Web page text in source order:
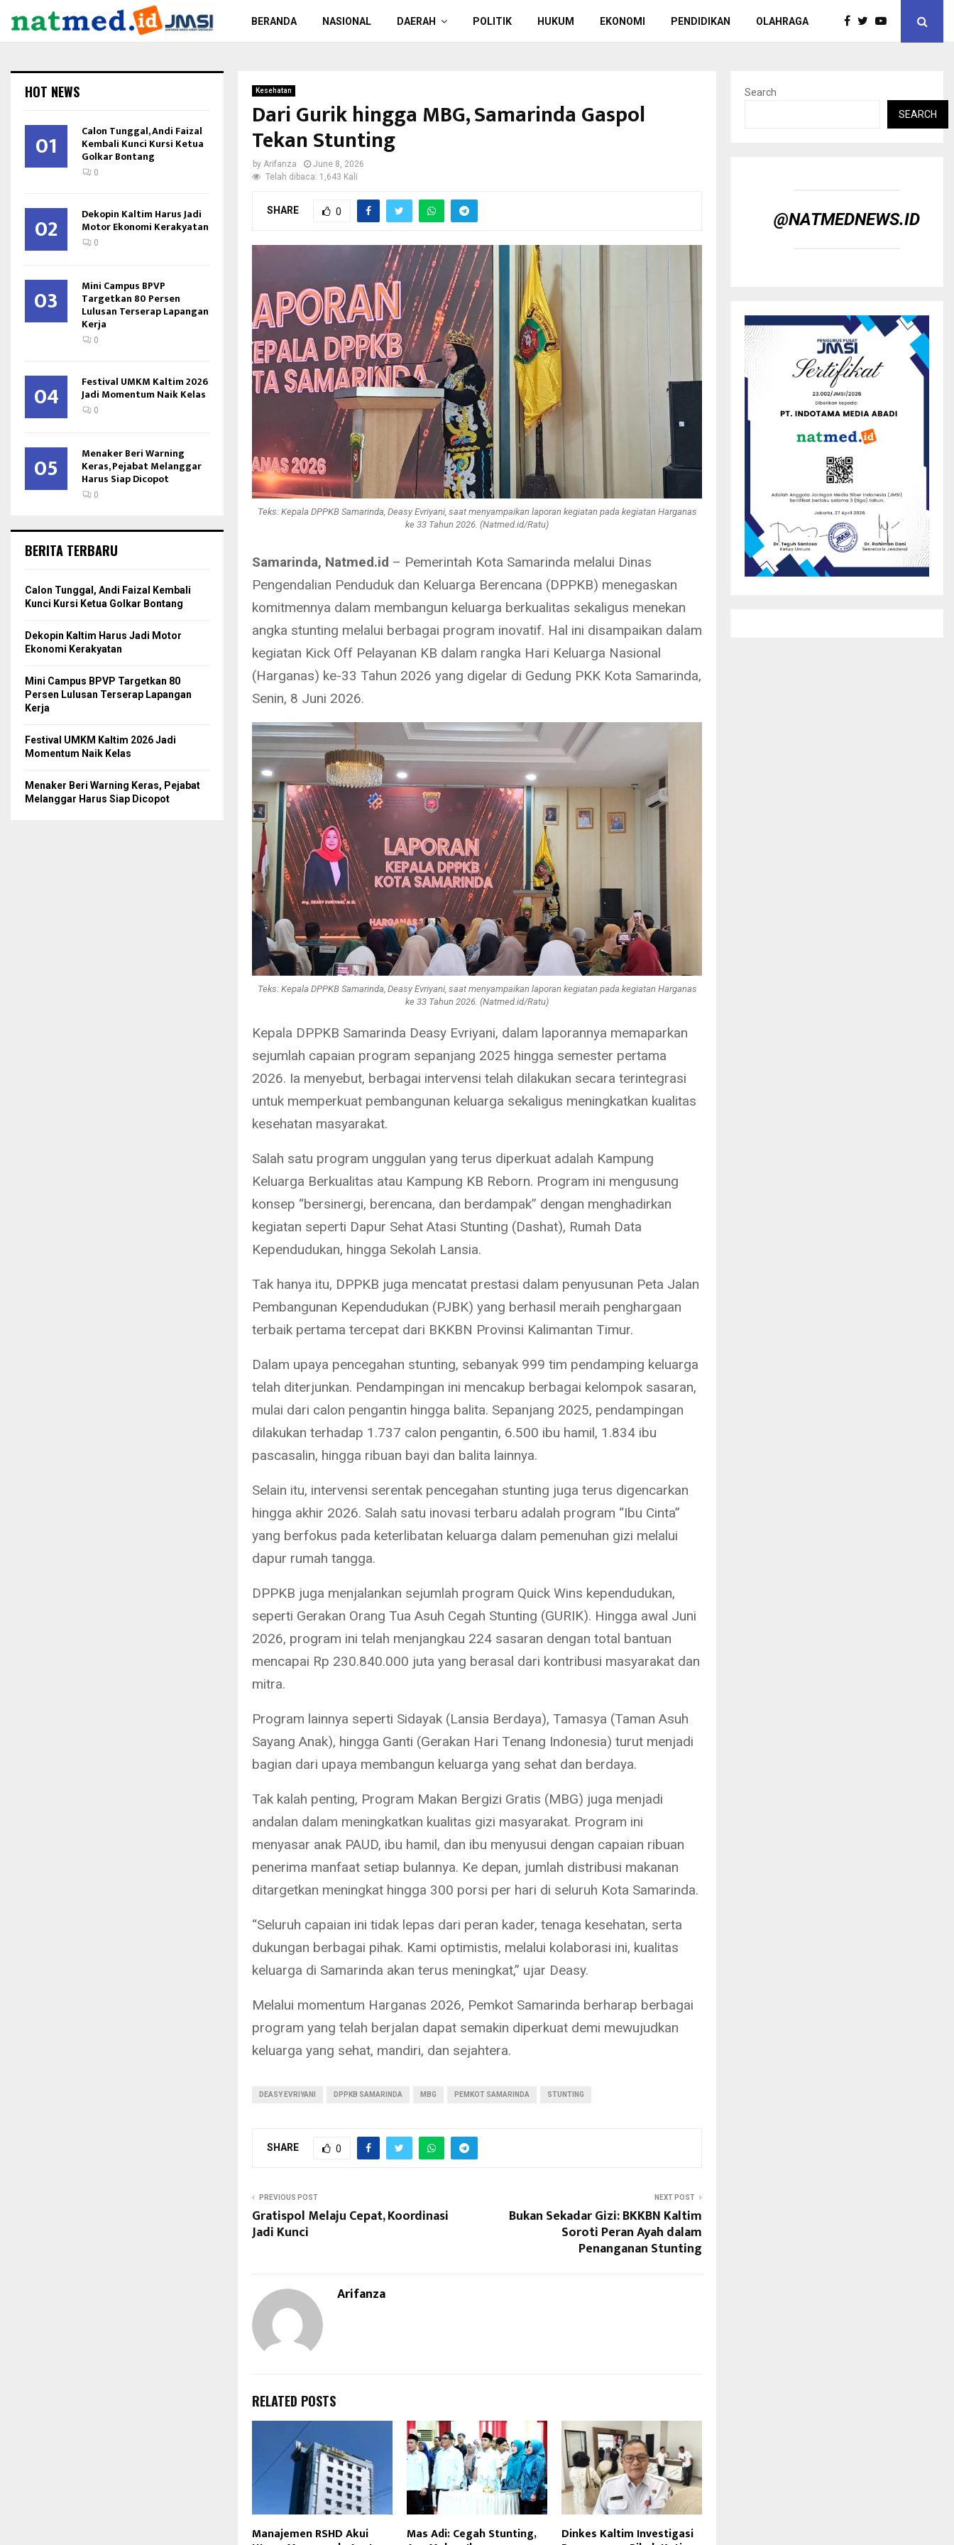
BERANDA NASIONAL DAERAH POLITIK HUKUM EKONOMI PENDIDIKAN OLAHRAGA
Kesehatan
Dari Gurik hingga MBG, Samarinda Gaspol
Tekan Stunting
by Arifanza
June 8, 2026
Telah dibaca: 1,643 Kali
SHARE 0
Teks: Kepala DPPKB Samarinda, Deasy Evriyani, saat menyampaikan laporan kegiatan pada kegiatan Harganas
ke 33 Tahun 2026. (Natmed.id/Ratu)
Samarinda, Natmed.id – Pemerintah Kota Samarinda melalui Dinas
Pengendalian Penduduk dan Keluarga Berencana (DPPKB) menegaskan
komitmennya dalam membangun keluarga berkualitas sekaligus menekan
angka stunting melalui berbagai program inovatif. Hal ini disampaikan dalam
kegiatan Kick Off Pelayanan KB dalam rangka Hari Keluarga Nasional
(Harganas) ke-33 Tahun 2026 yang digelar di Gedung PKK Kota Samarinda,
Senin, 8 Juni 2026.
Teks: Kepala DPPKB Samarinda, Deasy Evriyani, saat menyampaikan laporan kegiatan pada kegiatan Harganas
ke 33 Tahun 2026. (Natmed.id/Ratu)
Kepala DPPKB Samarinda Deasy Evriyani, dalam laporannya memaparkan
sejumlah capaian program sepanjang 2025 hingga semester pertama
2026. Ia menyebut, berbagai intervensi telah dilakukan secara terintegrasi
untuk memperkuat pembangunan keluarga sekaligus meningkatkan kualitas
kesehatan masyarakat.
Salah satu program unggulan yang terus diperkuat adalah Kampung
Keluarga Berkualitas atau Kampung KB Reborn. Program ini mengusung
konsep “bersinergi, berencana, dan berdampak” dengan menghadirkan
kegiatan seperti Dapur Sehat Atasi Stunting (Dashat), Rumah Data
Kependudukan, hingga Sekolah Lansia.
Tak hanya itu, DPPKB juga mencatat prestasi dalam penyusunan Peta Jalan
Pembangunan Kependudukan (PJBK) yang berhasil meraih penghargaan
terbaik pertama tercepat dari BKKBN Provinsi Kalimantan Timur.
Dalam upaya pencegahan stunting, sebanyak 999 tim pendamping keluarga
telah diterjunkan. Pendampingan ini mencakup berbagai kelompok sasaran,
mulai dari calon pengantin hingga balita. Sepanjang 2025, pendampingan
dilakukan terhadap 1.737 calon pengantin, 6.500 ibu hamil, 1.834 ibu
pascasalin, hingga ribuan bayi dan balita lainnya.
Selain itu, intervensi serentak pencegahan stunting juga terus digencarkan
hingga akhir 2026. Salah satu inovasi terbaru adalah program “Ibu Cinta”
yang berfokus pada keterlibatan keluarga dalam pemenuhan gizi melalui
dapur rumah tangga.
DPPKB juga menjalankan sejumlah program Quick Wins kependudukan,
seperti Gerakan Orang Tua Asuh Cegah Stunting (GURIK). Hingga awal Juni
2026, program ini telah menjangkau 224 sasaran dengan total bantuan
mencapai Rp 230.840.000 juta yang berasal dari kontribusi masyarakat dan
mitra.
Program lainnya seperti Sidayak (Lansia Berdaya), Tamasya (Taman Asuh
Sayang Anak), hingga Ganti (Gerakan Hari Tenang Indonesia) turut menjadi
bagian dari upaya membangun keluarga yang sehat dan berdaya.
Tak kalah penting, Program Makan Bergizi Gratis (MBG) juga menjadi
andalan dalam meningkatkan kualitas gizi masyarakat. Program ini
menyasar anak PAUD, ibu hamil, dan ibu menyusui dengan capaian ribuan
penerima manfaat setiap bulannya. Ke depan, jumlah distribusi makanan
ditargetkan meningkat hingga 300 porsi per hari di seluruh Kota Samarinda.
“Seluruh capaian ini tidak lepas dari peran kader, tenaga kesehatan, serta
dukungan berbagai pihak. Kami optimistis, melalui kolaborasi ini, kualitas
keluarga di Samarinda akan terus meningkat,” ujar Deasy.
Melalui momentum Harganas 2026, Pemkot Samarinda berharap berbagai
program yang telah berjalan dapat semakin diperkuat demi mewujudkan
keluarga yang sehat, mandiri, dan sejahtera.
DEASY EVRIYANI DPPKB SAMARINDA MBG PEMKOT SAMARINDA STUNTING
SHARE 0
PREVIOUS POST
Gratispol Melaju Cepat, Koordinasi
Jadi Kunci
NEXT POST
Bukan Sekadar Gizi: BKKBN Kaltim
Soroti Peran Ayah dalam
Penanganan Stunting
Arifanza
RELATED POSTS
Manajemen RSHD Akui Mas Adi: Cegah Stunting, Dinkes Kaltim Investigasi
HOT NEWS
01 Calon Tunggal, Andi Faizal
Kembali Kunci Kursi Ketua
Golkar Bontang
0
02 Dekopin Kaltim Harus Jadi
Motor Ekonomi Kerakyatan
0
03 Mini Campus BPVP
Targetkan 80 Persen
Lulusan Terserap Lapangan
Kerja
0
04 Festival UMKM Kaltim 2026
Jadi Momentum Naik Kelas
0
05 Menaker Beri Warning
Keras, Pejabat Melanggar
Harus Siap Dicopot
0
BERITA TERBARU
Calon Tunggal, Andi Faizal Kembali
Kunci Kursi Ketua Golkar Bontang
Dekopin Kaltim Harus Jadi Motor
Ekonomi Kerakyatan
Mini Campus BPVP Targetkan 80
Persen Lulusan Terserap Lapangan
Kerja
Festival UMKM Kaltim 2026 Jadi
Momentum Naik Kelas
Menaker Beri Warning Keras, Pejabat
Melanggar Harus Siap Dicopot
Search
SEARCH
@NATMEDNEWS.ID